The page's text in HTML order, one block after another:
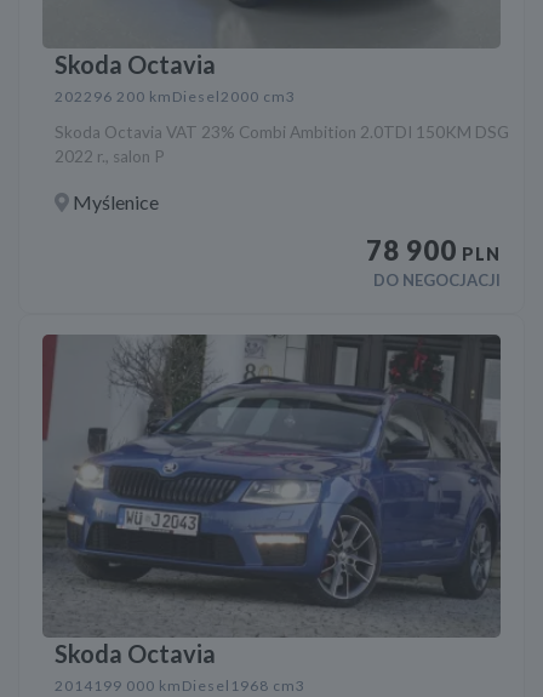
Skoda Octavia
2022 96 200 km Diesel2000 cm3
Skoda Octavia VAT 23% Combi Ambition 2.0TDI 150KM DSG
2022 r., salon P
Myślenice
78 900 PLN
DO NEGOCJACJI
Skoda Octavia
2014 199 000 km Diesel 1968 cm3